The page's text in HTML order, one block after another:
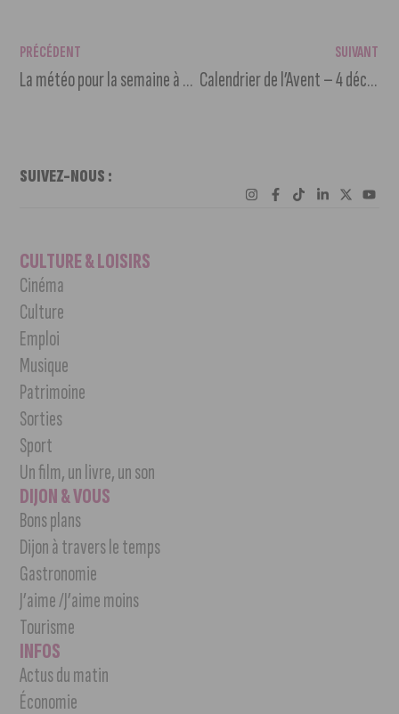
PRÉCÉDENT
La météo pour la semaine à venir
SUIVANT
Calendrier de l’Avent – 4 décembre
SUIVEZ-NOUS :
CULTURE & LOISIRS
Cinéma
Culture
Emploi
Musique
Patrimoine
Sorties
Sport
Un film, un livre, un son
DIJON & VOUS
Bons plans
Dijon à travers le temps
Gastronomie
J’aime /J’aime moins
Tourisme
INFOS
Actus du matin
Économie